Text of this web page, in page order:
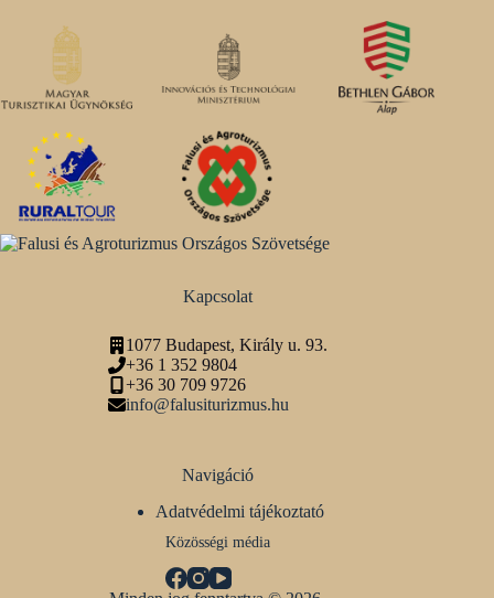
Kapcsolat
1077 Budapest, Király u. 93.
+36 1 352 9804
+36 30 709 9726
info@falusiturizmus.hu
Navigáció
Adatvédelmi tájékoztató
Közösségi média